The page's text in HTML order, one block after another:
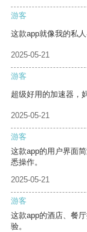
游客
这款app就像我的私
2025-05-21
游客
超级好用的加速器，
2025-05-21
游客
这款app的用户界面
悉操作。
2025-05-21
游客
这款app的酒店、餐
验。